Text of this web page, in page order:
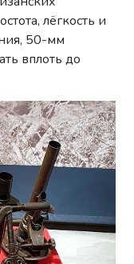
лёгкость и
50-мм
вплоть до